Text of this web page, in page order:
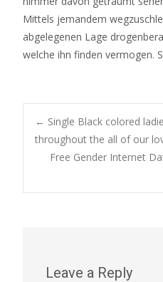
Mittels jemandem
abgelegenen Lage
welche ihn finden vermogen.
Post
← Single Black colored
throughout the all of our
Free Gender Internet
Leave a Reply